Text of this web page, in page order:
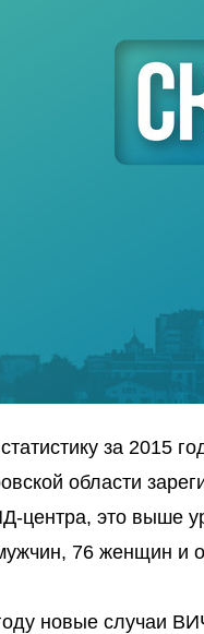
за 2015
области
центра, это выше
76 женщин и
новые случаи